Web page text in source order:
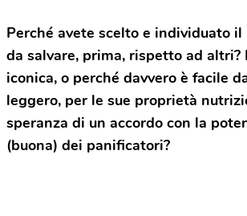
Perché avete scelto e individuato il
da salvare, prima, rispetto ad altri?
iconica, o perché davvero è facile
leggero, per le sue proprietà
speranza di un accordo con la
(buona) dei panificatori?